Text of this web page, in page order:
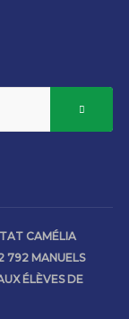
CAMÉLIA
792 MANUELS
ÉLÈVES DE